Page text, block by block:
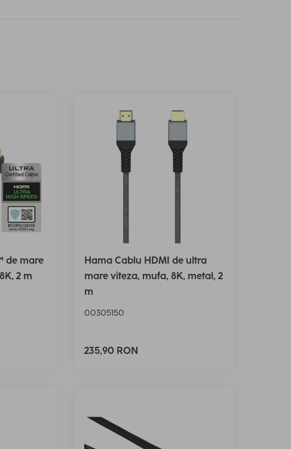
de mare
2 m
Hama Cablu HDMI de ultra
mare viteza, mufa, 8K, metal, 2
m
00305150
235,90 RON